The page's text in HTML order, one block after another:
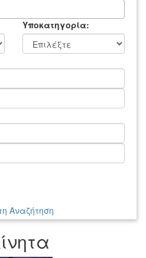
Υποκατηγορία:
Αναζήτηση